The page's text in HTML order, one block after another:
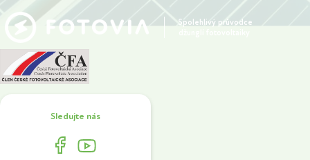
Spolehlivý průvodce
Sledujte nás